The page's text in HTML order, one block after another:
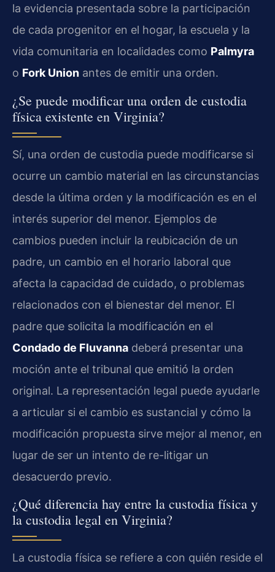
la evidencia presentada sobre la participación
de cada progenitor en el hogar, la escuela y la
vida comunitaria en localidades como Palmyra
o Fork Union antes de emitir una orden.
¿Se puede modificar una orden de custodia
física existente en Virginia?
Sí, una orden de custodia puede modificarse si
ocurre un cambio material en las circunstancias
desde la última orden y la modificación es en el
interés superior del menor. Ejemplos de
cambios pueden incluir la reubicación de un
padre, un cambio en el horario laboral que
afecta la capacidad de cuidado, o problemas
relacionados con el bienestar del menor. El
padre que solicita la modificación en el
Condado de Fluvanna deberá presentar una
moción ante el tribunal que emitió la orden
original. La representación legal puede ayudarle
a articular si el cambio es sustancial y cómo la
modificación propuesta sirve mejor al menor, en
lugar de ser un intento de re-litigar un
desacuerdo previo.
¿Qué diferencia hay entre la custodia física y
la custodia legal en Virginia?
La custodia física se refiere a con quién reside el